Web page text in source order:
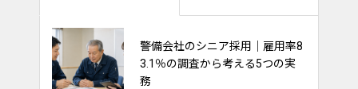
警備会社のシニア採用｜雇用率8
3.1％の調査から考える5つの実
務
熱中症対策は“一律支給”から“現
場に合わせて選ぶ”時代へ｜最新
動向から見る警備会社の備え